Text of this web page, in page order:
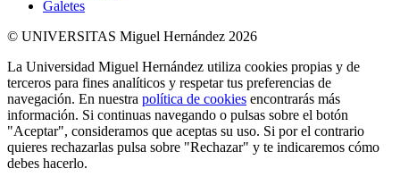
Galetes
© UNIVERSITAS Miguel Hernández 2026
La Universidad Miguel Hernández utiliza cookies propias y de
terceros para fines analíticos y respetar tus preferencias de
navegación. En nuestra política de cookies encontrarás más
información. Si continuas navegando o pulsas sobre el botón
"Aceptar", consideramos que aceptas su uso. Si por el contrario
quieres rechazarlas pulsa sobre "Rechazar" y te indicaremos cómo
debes hacerlo.